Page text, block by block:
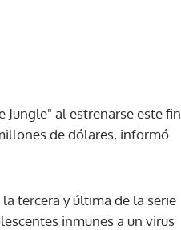
Jungle" al estrenarse este fin
de dólares, informó
tercera y última de la serie
inmunes a un virus